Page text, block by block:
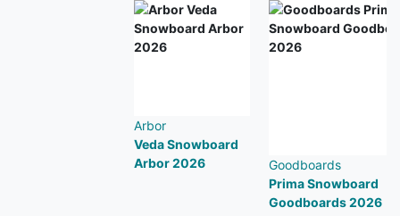
Arbor
Veda Snowboard
Arbor 2026
Goodboards
Prima Snowboard
Goodboards 2026